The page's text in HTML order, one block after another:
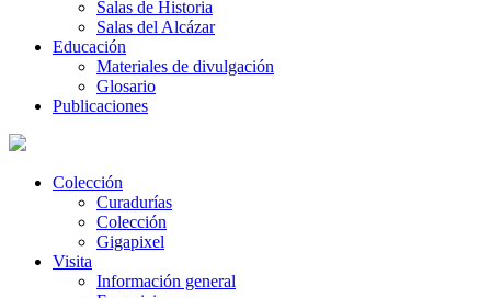
Salas de Historia
Salas del Alcázar
Educación
Materiales de divulgación
Glosario
Publicaciones
Colección
Curadurías
Colección
Gigapixel
Visita
Información general